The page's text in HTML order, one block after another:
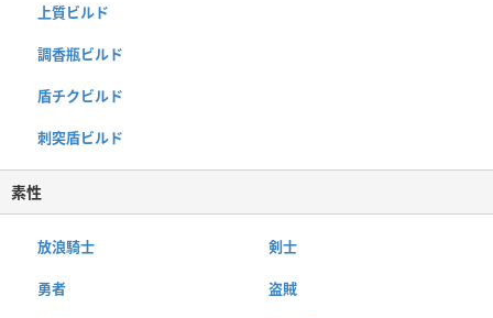
上質ビルド
調香瓶ビルド
盾チクビルド
刺突盾ビルド
素性
放浪騎士 剣士
勇者 盗賊